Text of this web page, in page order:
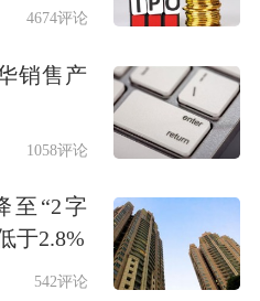
率上行约1bp。上
头向下，吃回日内
合约在空头止盈推
收益率在1.88%附
，交易量连续两日
4674评论
销售产
1058评论
至“2字
于2.8%
542评论